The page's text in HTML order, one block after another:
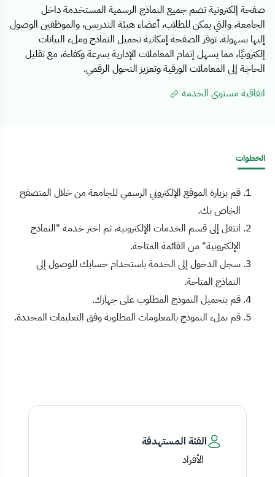
صفحة إلكترونية تضم جميع النماذج الرسمية المستخدمة داخل
الجامعة، والتي يمكن للطلاب، أعضاء هيئة التدريس، والموظفين الوصول
إليها بسهولة. توفر الصفحة إمكانية تحميل النماذج وملء البيانات
إلكترونيًا، مما يسهل إتمام المعاملات الإدارية بسرعة وكفاءة، مع تقليل
الحاجة إلى المعاملات الورقية وتعزيز التحول الرقمي.
اتفاقية مستوى الخدمة
الفئة المستهدفة
الأفراد
الخطوات
قم بزيارة الموقع الإلكتروني الرسمي للجامعة من خلال المتصفح
الخاص بك.
انتقل إلى قسم الخدمات الإلكترونية، ثم اختر خدمة "النماذج
الإلكترونية" من القائمة المتاحة.
سجل الدخول إلى الخدمة باستخدام حسابك للوصول إلى
النماذج المتاحة.
قم بتحميل النموذج المطلوب على جهازك.
قم بملء النموذج بالمعلومات المطلوبة وفق التعليمات المحددة.